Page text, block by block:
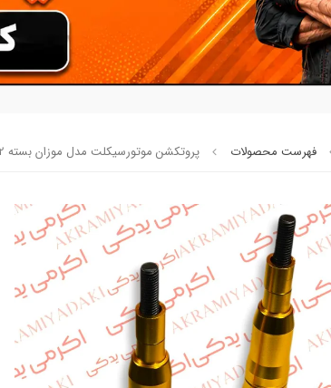
فهرست محصولات پروتکشن موتورسیکلت مدل موزان بسته 2 عددی کد 80892
،از این محصول راضی بودن